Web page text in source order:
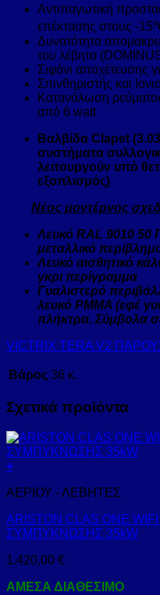
Αντιπαγωτική
επέκτασης στους -
Δυνατότητα
του λέβητα
Σιφόνι αποχέτευσης
Σπινθηριστής και
Κατανάλωση
από 6 watt
Βαλβίδα Clapet
συστήματα
λειτουργούν υπό
εξοπλισμός)
Νέος μοντέρνος
Λευκό RAL 9010 50
μεταλλικό
Λευκό αισθητικό
γκρι περίγραμμα
Γυαλιστερό
λευκό PMMA (εφέ
πλήκτρα. Σύμβολα
VICTRIX TERA V2
Βάρος 36 κ.
Σχετικά προϊόντα
+
ΑΕΡΙΟΥ - ΛΕΒΗΤΕΣ
ARISTON CLAS ONE
ΣΥΜΠΥΚΝΩΣΗΣ 35kW
1.420,00 €
ΑΜΕΣΑ ΔΙΑΘΕΣΙΜΟ